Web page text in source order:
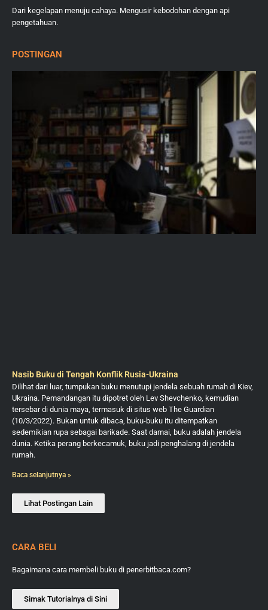
Dari kegelapan menuju cahaya. Mengusir kebodohan dengan api
pengetahuan.
POSTINGAN
Nasib Buku di Tengah Konflik Rusia-Ukraina
Dilihat dari luar, tumpukan buku menutupi jendela sebuah rumah di Kiev,
Ukraina. Pemandangan itu dipotret oleh Lev Shevchenko, kemudian
tersebar di dunia maya, termasuk di situs web The Guardian
(10/3/2022). Bukan untuk dibaca, buku-buku itu ditempatkan
sedemikian rupa sebagai barikade. Saat damai, buku adalah jendela
dunia. Ketika perang berkecamuk, buku jadi penghalang di jendela
rumah.
Baca selanjutnya »
Lihat Postingan Lain
CARA BELI
Bagaimana cara membeli buku di penerbitbaca.com?
Simak Tutorialnya di Sini